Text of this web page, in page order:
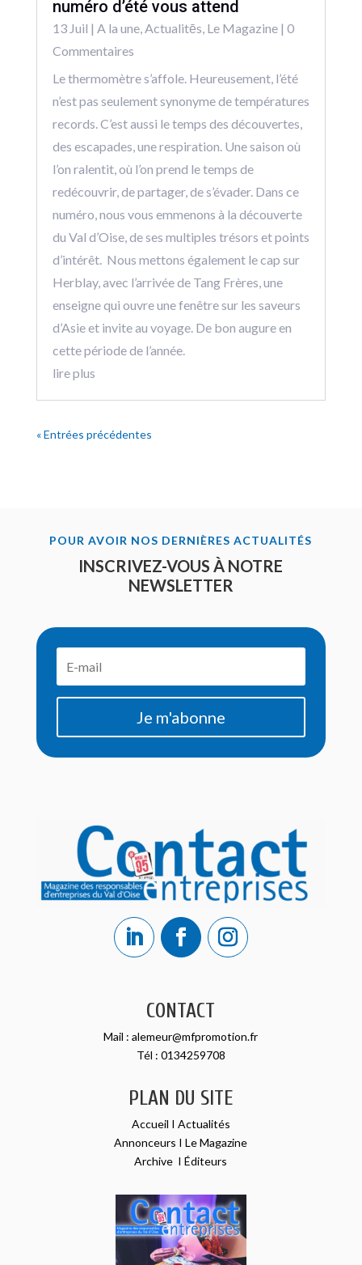
numéro d’été vous attend
13 Juil | A la une,Actualitēs, Le Magazine| 0
Commentaires
Le thermomètre s’affole. Heureusement, l’été
n’est pas seulement synonyme de températures
records. C’est aussi le temps des découvertes,
des escapades, une respiration. Une saison où
l’on ralentit, où l’on prend le temps de
redécouvrir, de partager, de s’évader. Dans ce
numéro, nous vous emmenons à la découverte
du Val d’Oise, de ses multiples trésors et points
d’intérêt. Nous mettons également le cap sur
Herblay, avec l’arrivée de Tang Frères, une
enseigne qui ouvre une fenêtre sur les saveurs
d’Asie et invite au voyage. De bon augure en
cette période de l’année.
lire plus
« Entrées précédentes
POUR AVOIR NOS DERNIÈRES ACTUALITÉS
INSCRIVEZ-VOUS À NOTRE
NEWSLETTER
Je m'abonne
CONTACT
Mail :alemeur@mfpromotion.fr
Tél : 0134259708
PLAN DU SITE
Accueil I Actualités
Annonceurs ILe Magazine
Archive IÉditeurs